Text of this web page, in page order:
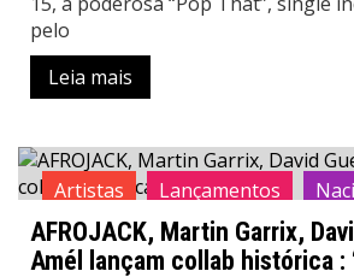
pelo
Leia mais
Artistas Lançamentos
News
AFROJACK, Martin Garrix,
Amél lançam collab histórica :